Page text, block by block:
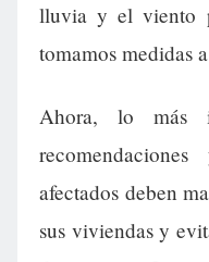
lluvia y el viento
tomamos medidas
Ahora, lo más
afectados deben
sus viviendas y